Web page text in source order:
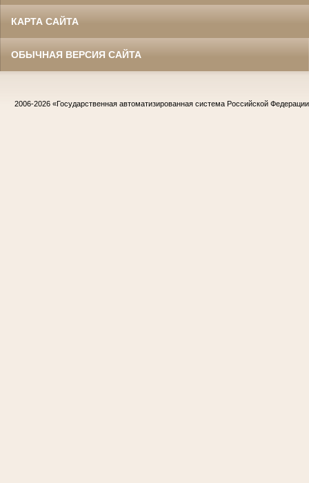
КАРТА САЙТА
ОБЫЧНАЯ ВЕРСИЯ САЙТА
2006-2026 «Государственная автоматизированная система Российской